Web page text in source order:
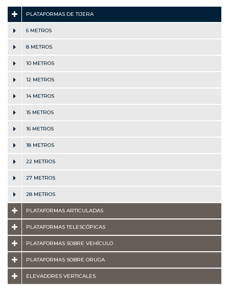
PLATAFORMAS DE TIJERA
6 METROS
8 METROS
10 METROS
12 METROS
14 METROS
15 METROS
16 METROS
18 METROS
22 METROS
27 METROS
28 METROS
PLATAFORMAS ARTICULADAS
PLATAFORMAS TELESCÓPICAS
PLATAFORMAS SOBRE VEHÍCULO
PLATAFORMAS SOBRE ORUGA
ELEVADORES VERTICALES